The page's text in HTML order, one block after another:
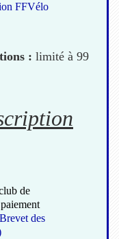
FFVélo
: limité à 99
de
des